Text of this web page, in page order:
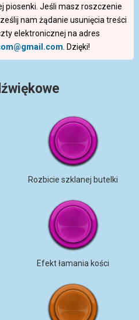
piosenki. Jeśli masz roszczenie
nam żądanie usunięcia treści
elektronicznej na adres
. Dzięki!
Rozbicie szklanej butelki
Efekt łamania kości